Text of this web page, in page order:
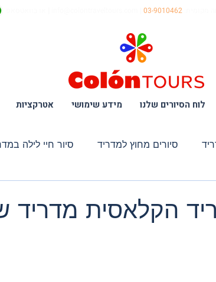
03-9010462
לוח הסיורים שלנו מידע שימושי אטרקציות
סיורים מחוץ למדריד סיור חיי לילה
הקלאסית מדריד